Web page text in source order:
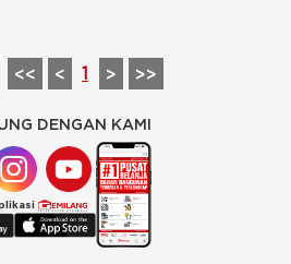
<< < 1 > >>
DENGAN KAMI